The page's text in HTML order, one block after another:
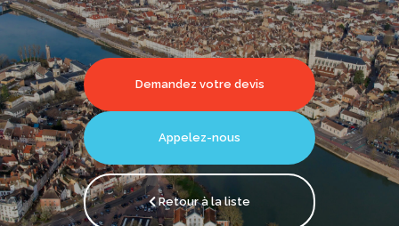
Demandez votre devis
Appelez-nous
Retour à la liste